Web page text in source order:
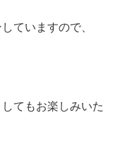
ていますので、
てもお楽しみいた